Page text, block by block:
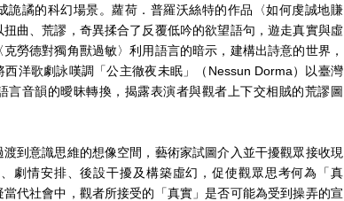
詭譎的科幻場景。蘿荷．普羅沃絲特的作品〈如何虔誠地賺
曲、荒謬，奇異揉合了反覆低吟的欲望語句，遊走真實與虛
勞德對獨角獸過敏〉利用語言的暗示，建構出詩意的世界，
洋歌劇詠嘆調「公主徹夜未眠」（Nessun Dorma）以臺灣
言音韻的曖昧轉換，揭露表演者與觀者上下交相賊的荒謬圖
到意識思維的想像空間，藝術家試圖介入並干擾觀眾接收現
劇情安排、後設干擾及構築虛幻，促使觀眾思考何為「真
代社會中，觀者所接受的「真實」是否可能為受到操弄的宣